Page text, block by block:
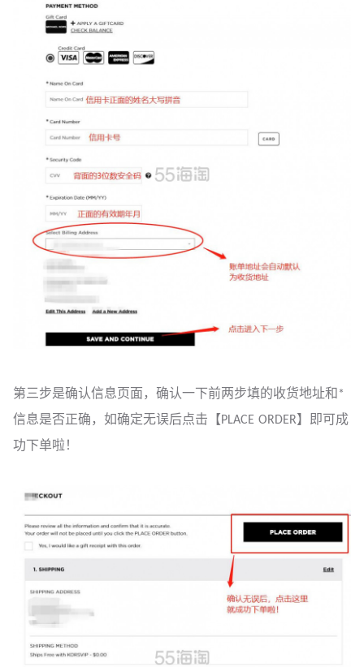
第三步是确认信息页面，确认一下前两步填的收货地址和*
信息是否正确，如确定无误后点击【PLACE ORDER】即可成
功下单啦！